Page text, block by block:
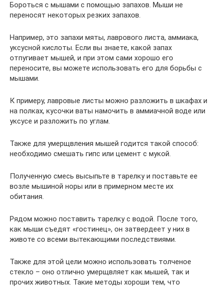
Бороться с мышами с помощью запахов. Мыши не
переносят некоторых резких запахов.
Например, это запахи мяты, лаврового листа, аммиака,
уксусной кислоты. Если вы знаете, какой запах
отпугивает мышей, и при этом сами хорошо его
переносите, вы можете использовать его для борьбы с
мышами.
К примеру, лавровые листы можно разложить в шкафах и
на полках, кусочки ваты намочить в аммиачной воде или
уксусе и разложить по углам.
Также для умерщвления мышей годится такой способ:
необходимо смешать гипс или цемент с мукой.
Полученную смесь высыпьте в тарелку и поставьте ее
возле мышиной норы или в примерном месте их
обитания.
Рядом можно поставить тарелку с водой. После того,
как мыши съедят «гостинец», он затвердеет у них в
животе со всеми вытекающими последствиями.
Также для этой цели можно использовать толченое
стекло – оно отлично умерщвляет как мышей, так и
прочих животных. Такие методы хороши тем, что